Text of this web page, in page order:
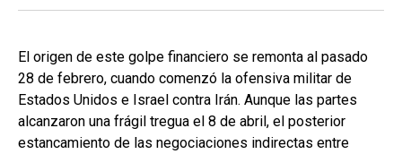
El origen de este golpe financiero se remonta al pasado
28 de febrero, cuando comenzó la ofensiva militar de
Estados Unidos e Israel contra Irán. Aunque las partes
alcanzaron una frágil tregua el 8 de abril, el posterior
estancamiento de las negociaciones indirectas entre